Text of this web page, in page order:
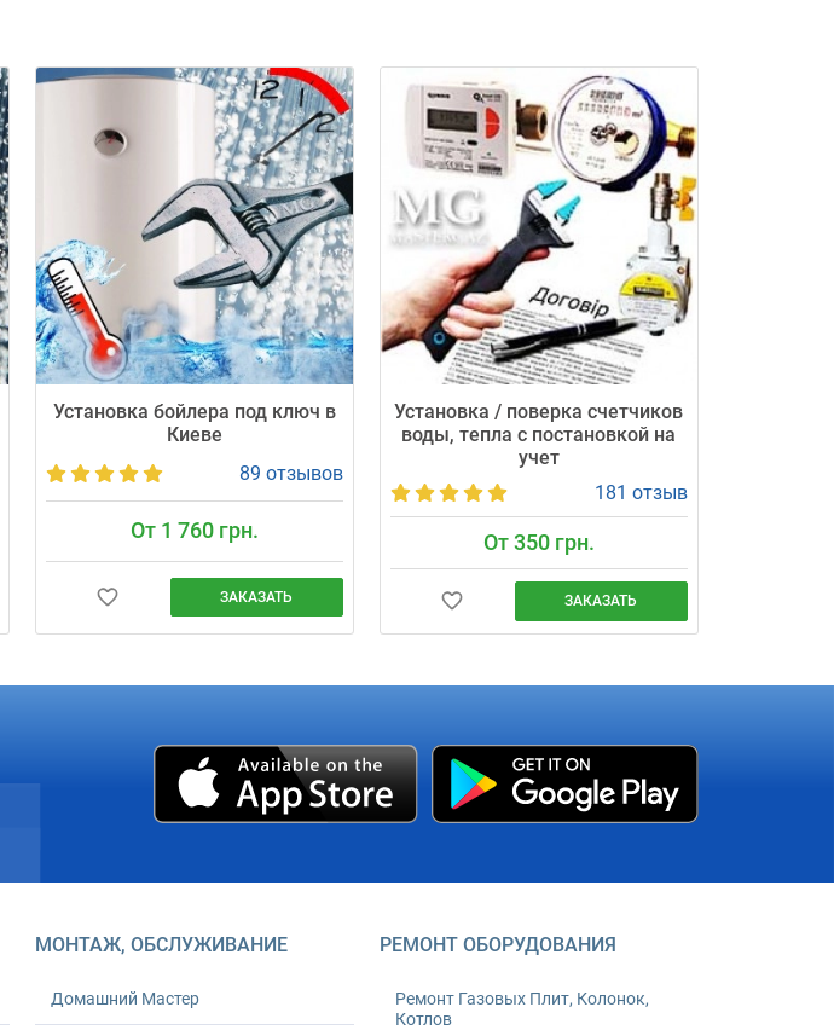
Установка бойлера под ключ в
Киеве
89 отзывов
От 1 760 грн.
ЗАКАЗАТЬ
согласованным коммуникациям,
Установка / поверка счетчиков
воды, тепла с постановкой на
учет
181 отзыв
От 350 грн.
ЗАКАЗАТЬ
опломбировкой ведомственными
ключ. Гарантия - 24 месяца.
МОНТАЖ, ОБСЛУЖИВАНИЕ
Домашний Мастер
РЕМОНТ ОБОРУДОВАНИЯ
Ремонт Газовых Плит, Колонок,
Котлов